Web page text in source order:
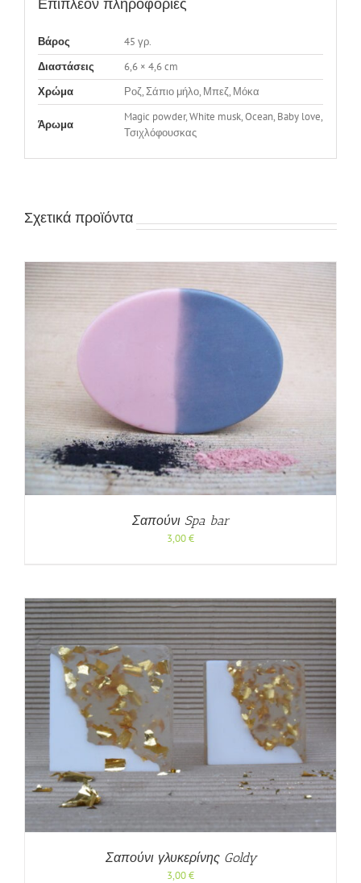
Επιπλέον πληροφορίες
Βάρος 45 γρ.
Διαστάσεις 6,6 × 4,6 cm
Χρώμα Ροζ, Σάπιο μήλο, Μπεζ, Μόκα
Άρωμα
Magic powder, White musk, Ocean, Baby love,
Τσιχλόφουσκας
Σχετικά προϊόντα
Σαπούνι Spa bar
3,00€
Σαπούνι γλυκερίνης Goldy
3,00€